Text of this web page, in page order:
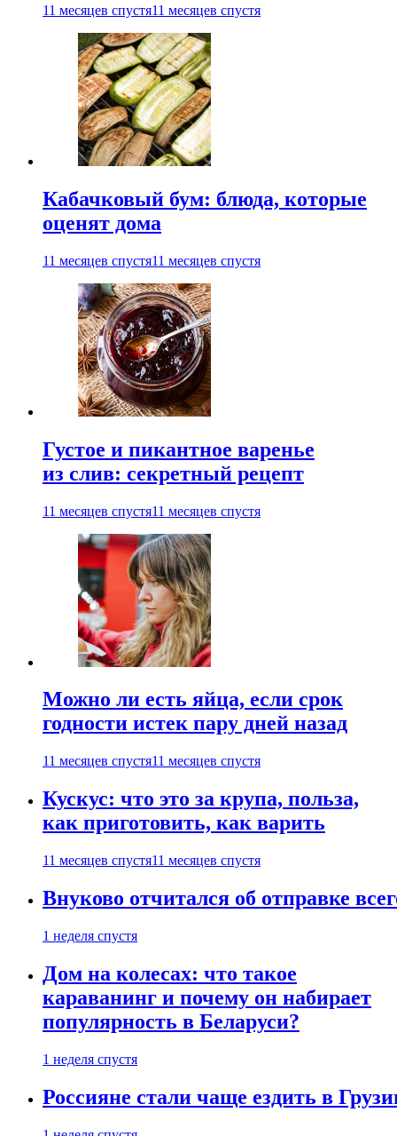
11 месяцев спустя11 месяцев спустя
Кабачковый бум: блюда, которые
оценят дома
11 месяцев спустя11 месяцев спустя
Густое и пикантное варенье
из слив: секретный рецепт
11 месяцев спустя11 месяцев спустя
Можно ли есть яйца, если срок
годности истек пару дней назад
11 месяцев спустя11 месяцев спустя
Кускус: что это за крупа, польза,
как приготовить, как варить
11 месяцев спустя11 месяцев спустя
Внуково отчитался об отправке
1 неделя спустя
Дом на колесах: что такое
караванинг и почему он набирает
популярность в Беларуси?
1 неделя спустя
Россияне стали чаще ездить в